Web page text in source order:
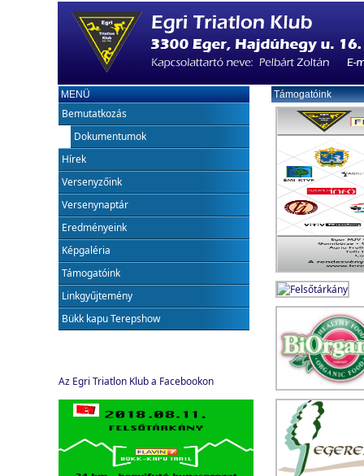
MENÜ
Bemutatkozás
Dokumentumok
Hírek
Versenyzőink
Versenynaptár
Eredményeink
Képgaléria
Támogatóink
Linkgyűjtemény
Bükk kapu Terepshow
Az Egri Triatlon Klub a Facebookon
Támogatóink